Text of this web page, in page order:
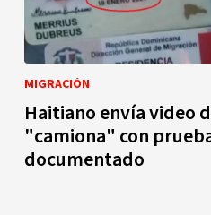
MIGRACIÓN
Haitiano envía video
"camiona" con
documentado